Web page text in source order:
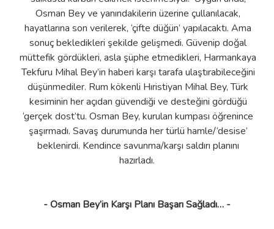
Osman Bey ve yanındakilerin üzerine çullanılacak,
hayatlarına son verilerek, ‘çifte düğün’ yapılacaktı. Ama
sonuç bekledikleri şekilde gelişmedi. Güvenip doğal
müttefik gördükleri, asla şüphe etmedikleri, Harmankaya
Tekfuru Mihal Bey’in haberi karşı tarafa ulaştırabileceğini
düşünmediler. Rum kökenli Hıristiyan Mihal Bey, Türk
kesiminin her açıdan güvendiği ve desteğini gördüğü
‘gerçek dost’tu. Osman Bey, kurulan kumpası öğrenince
şaşırmadı. Savaş durumunda her türlü hamle/‘desise’
beklenirdi. Kendince savunma/karşı saldırı planını
hazırladı.
- Osman Bey’in Karşı Planı Başarı Sağladı… -